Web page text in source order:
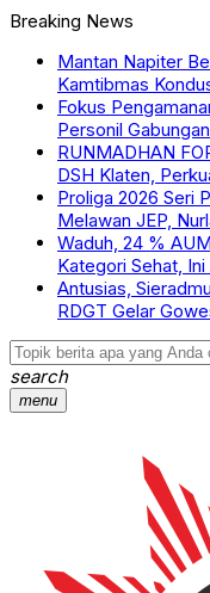
Breaking News
Mantan Napiter
Kamtibmas
Fokus
Personil Gabungan
RUNMADHAN
DSH Klaten,
Proliga 2026 Seri
Melawan JEP,
Waduh, 24 %
Kategori Sehat,
Antusias,
RDGT Gelar
search
menu